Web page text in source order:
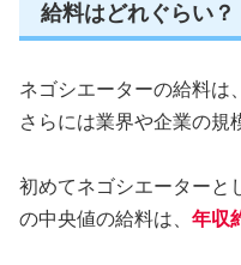
給料はどれぐらい？
ネゴシエーターの給料は
さらには業界や企業の規
初めてネゴシエーターと
の中央値の給料は、 年収